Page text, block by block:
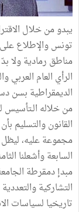
يبدو من خلال
تونس والإطلاع
مناطق رمادية ولا
الرأي العام
الديمقراطية بسن
من خلاله الـتأسيس
القانون والتسليم
مجموعة عليه، ليظل
السابعة وأشعلنا
مبدإ دمقرطة
التشاركية
تاريخيا لسياسات